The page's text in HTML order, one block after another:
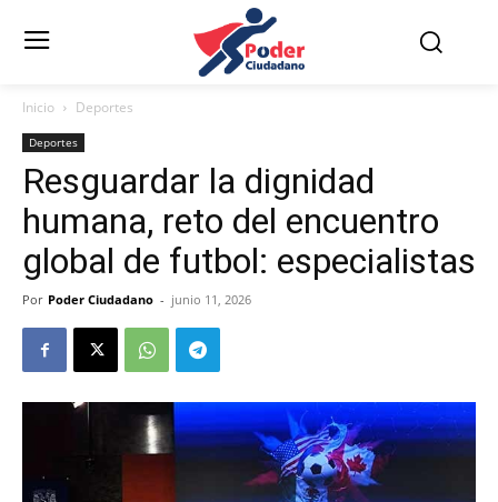
Inicio Deportes
Deportes
Resguardar la dignidad
humana, reto del encuentro
global de futbol: especialistas
Por Poder Ciudadano - junio 11, 2026